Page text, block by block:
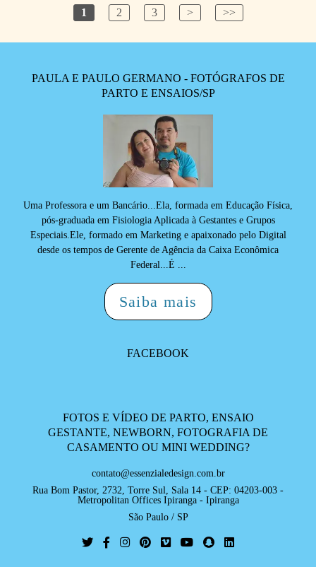
1 2 3 > >>
PAULA E PAULO GERMANO - FOTÓGRAFOS DE
PARTO E ENSAIOS/SP
Uma Professora e um Bancário...Ela, formada em Educação Física,
pós-graduada em Fisiologia Aplicada à Gestantes e Grupos
Especiais.Ele, formado em Marketing e apaixonado pelo Digital
desde os tempos de Gerente de Agência da Caixa Econômica
Federal...É ...
Saiba mais
FACEBOOK
FOTOS E VÍDEO DE PARTO, ENSAIO
GESTANTE, NEWBORN, FOTOGRAFIA DE
CASAMENTO OU MINI WEDDING?
contato@essenzialedesign.com.br
Rua Bom Pastor, 2732, Torre Sul, Sala 14 - CEP: 04203-003 -
Metropolitan Offices Ipiranga - Ipiranga
São Paulo / SP